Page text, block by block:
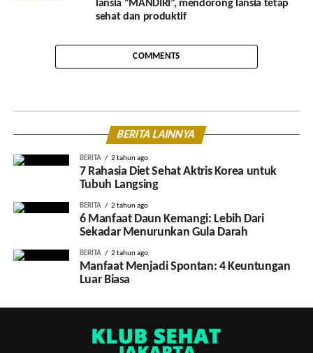
lansia “MANDIRI”, mendorong lansia tetap
sehat dan produktif
COMMENTS
BERITA LAINNYA
BERITA 2 tahun ago
7 Rahasia Diet Sehat Aktris Korea untuk
Tubuh Langsing
BERITA 2 tahun ago
6 Manfaat Daun Kemangi: Lebih Dari
Sekadar Menurunkan Gula Darah
BERITA 2 tahun ago
Manfaat Menjadi Spontan: 4 Keuntungan
Luar Biasa